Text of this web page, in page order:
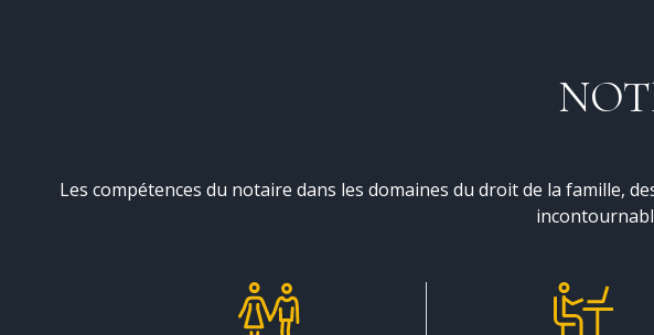
Les compétences du notaire dans les domaines du droit de la famille,